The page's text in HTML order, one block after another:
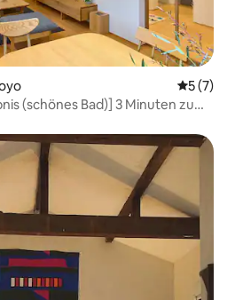
5 (7)
(schönes Bad)] 3 Minuten zu
Parkplätze für 3 Autos/EV-